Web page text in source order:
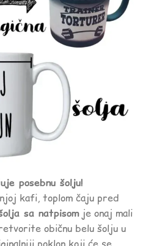
posebnu šolju!
kafi, toplom čaju pred
sa natpisomje onaj mali
običnu belu šolju u